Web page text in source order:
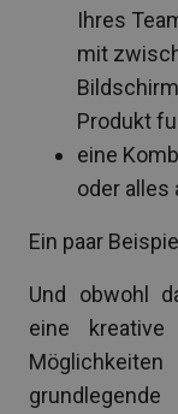
Ihres
mit
Produkt
eine
oder alles
Ein paar
Und obwohl
eine